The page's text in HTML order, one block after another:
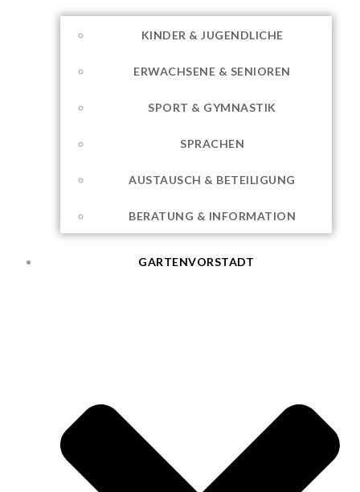
KINDER & JUGENDLICHE
ERWACHSENE & SENIOREN
SPORT & GYMNASTIK
SPRACHEN
AUSTAUSCH & BETEILIGUNG
BERATUNG & INFORMATION
GARTENVORSTADT